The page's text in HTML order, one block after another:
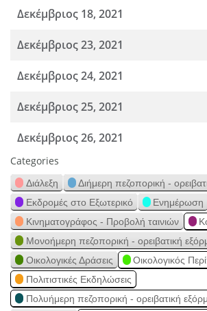
Δεκέμβριος 18, 2021
Δεκέμβριος 23, 2021
Δεκέμβριος 24, 2021
Δεκέμβριος 25, 2021
Δεκέμβριος 26, 2021
Categories
Διάλεξη
Διήμερη πεζοπορική -
Εκδρομές στο Εξωτερικό
Ενημέρωση
Κινηματογράφος - Προβολή ταινιών
Μονοήμερη πεζοπορική - ορειβατική
Οικολογικές Δράσεις
Οικολογικός
Πολιτιστικές Εκδηλώσεις
Πολυήμερη πεζοπορική - ορειβατική